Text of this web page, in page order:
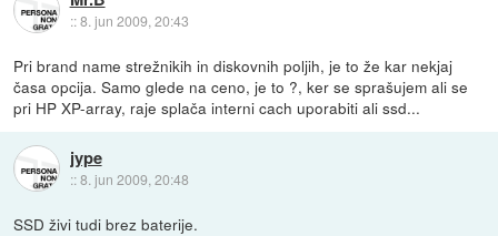
::8. jun 2009, 20:43
Pri brand name strežnikih in diskovnih poljih, je to že kar nekjaj
časa opcija. Samo glede na ceno, je to ?, ker se sprašujem ali se
pri HP XP-array, raje splača interni cach uporabiti ali ssd...
jype
::8. jun 2009, 20:48
SSD živi tudi brez baterije.